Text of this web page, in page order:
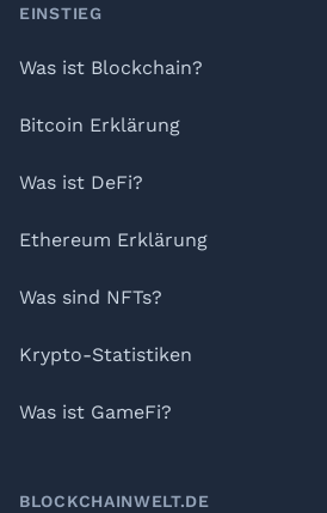
Footer
EINSTIEG
Was ist Blockchain?
Bitcoin Erklärung
Was ist DeFi?
Ethereum Erklärung
Was sind NFTs?
Krypto-Statistiken
Was ist GameFi?
BLOCKCHAINWELT.DE